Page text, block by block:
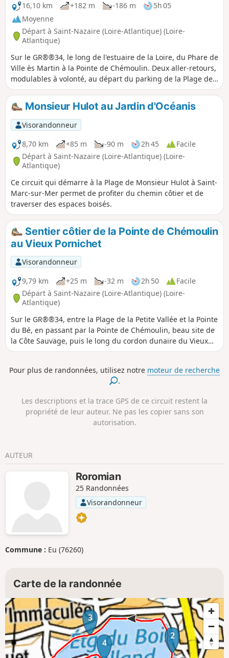
16,10 km
+182 m -186 m
5h 05
Moyenne
Départ à Saint-Nazaire (Loire-Atlantique) (Loire-
Atlantique)
Sur le GR®®34, le long de l'estuaire de la Loire, du Phare de
Ville ès Martin à la Pointe de Chémoulin. Deux aller-retours,
modulables à volonté, au départ du parking de la Plage de
la Courance.Attention ! Pour éviter une longue déviation
peu agréable, il est préférable de démarrer cette
randonnée à marée descendante.
Monsieur Hulot au Jardin d'Océanis
Visorandonneur
8,70 km
+85 m -90 m 2h 45
Facile
Départ à Saint-Nazaire (Loire-Atlantique) (Loire-
Atlantique)
Ce circuit qui démarre à la Plage de Monsieur Hulot à Saint-
Marc-sur-Mer permet de profiter du chemin côtier et de
traverser des espaces boisés.
Sentier côtier de la Pointe de Chémoulin
au Vieux Pornichet
Visorandonneur
9,79 km
+25 m -32 m 2h 50
Facile
Départ à Saint-Nazaire (Loire-Atlantique) (Loire-
Atlantique)
Sur le GR®®34, entre la Plage de la Petite Vallée et la Pointe
du Bé, en passant par la Pointe de Chémoulin, beau site de
la Côte Sauvage, puis le long du cordon dunaire du Vieux
Pornichet et sur de belles plages.
Pour plus de randonnées, utilisez notre moteur de recherche
.
Les descriptions et la trace GPS de ce circuit restent la
propriété de leur auteur. Ne pas les copier sans son
autorisation.
AUTEUR
Roromian
25 Randonnées
Visorandonneur
Commune : Eu (76260)
Carte de la randonnée
2
3
4